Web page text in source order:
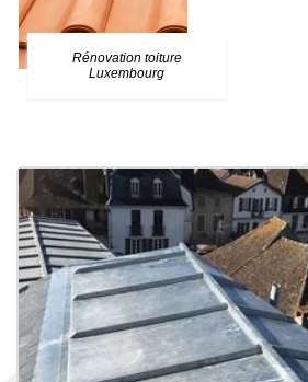
Rénovation toiture
Luxembourg